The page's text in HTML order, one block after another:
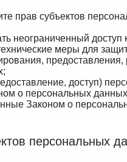
прав субъектов
неограниченный
меры для
доступ)
о персональных
Законом о
персональных